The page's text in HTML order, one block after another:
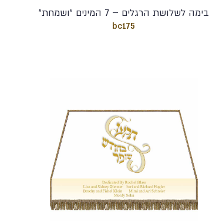
בימה לשלושת הרגלים – 7 המינים "ושמחת"
bc175